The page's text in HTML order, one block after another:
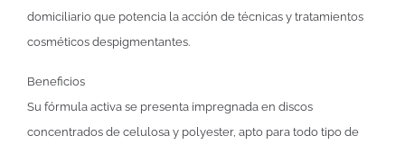
domiciliario que potencia la acción de técnicas y tratamientos
cosméticos despigmentantes.
Beneficios
Su fórmula activa se presenta impregnada en discos
concentrados de celulosa y polyester, apto para todo tipo de